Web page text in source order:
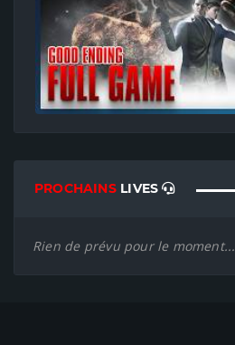
PROCHAINSLIVES
Rien de prévu pour le moment...